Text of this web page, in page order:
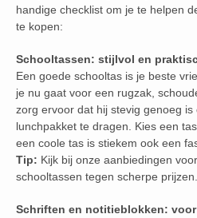
handige checklist om je te helpen
te kopen:
Schooltassen: stijlvol en
Een goede schooltas is je beste
je nu gaat voor een rugzak,
zorg ervoor dat hij stevig genoeg
lunchpakket te dragen. Kies een
een coole tas is stiekem ook een
Tip: Kijk bij onze aanbiedingen
schooltassen tegen scherpe prijzen.
Schriften en notitieblokken: voor